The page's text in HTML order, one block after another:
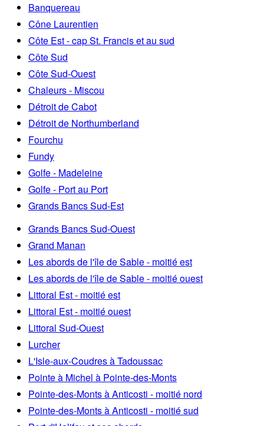
Banquereau
Cône Laurentien
Côte Est - cap St. Francis et au sud
Côte Sud
Côte Sud-Ouest
Chaleurs - Miscou
Détroit de Cabot
Détroit de Northumberland
Fourchu
Fundy
Golfe - Madeleine
Golfe - Port au Port
Grands Bancs Sud-Est
Grands Bancs Sud-Ouest
Grand Manan
Les abords de l'île de Sable - moitié est
Les abords de l'île de Sable - moitié ouest
Littoral Est - moitié est
Littoral Est - moitié ouest
Littoral Sud-Ouest
Lurcher
L'Isle-aux-Coudres à Tadoussac
Pointe à Michel à Pointe-des-Monts
Pointe-des-Monts à Anticosti - moitié nord
Pointe-des-Monts à Anticosti - moitié sud